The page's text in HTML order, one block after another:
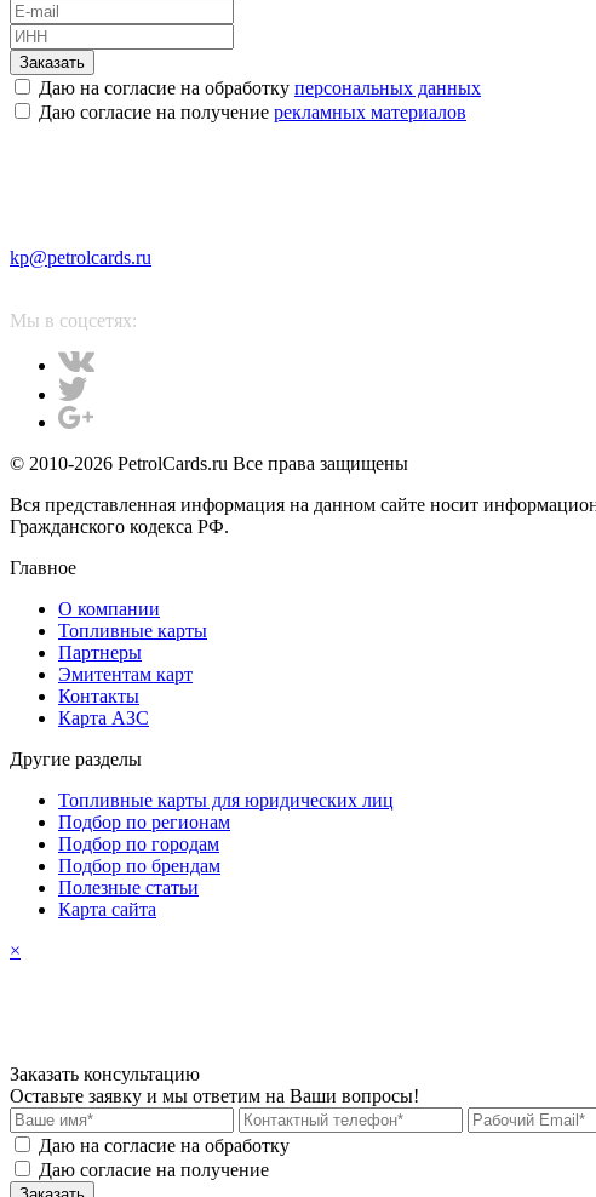
Заказать
Даю на согласие на обработку персональных данных
Даю согласие на получение рекламных материалов
kp@petrolcards.ru
Мы в соцсетях:
© 2010-2026 PetrolCards.ru Все права защищены
Вся представленная информация на данном сайте носит
Гражданского кодекса РФ.
Главное
О компании
Топливные карты
Партнеры
Эмитентам карт
Контакты
Карта АЗС
Другие разделы
Топливные карты для юридических лиц
Подбор по регионам
Подбор по городам
Подбор по брендам
Полезные статьи
Карта сайта
×
Заказать консультацию
Оставьте заявку и мы ответим на Ваши вопросы!
Даю на согласие на обработку
Даю согласие на получение